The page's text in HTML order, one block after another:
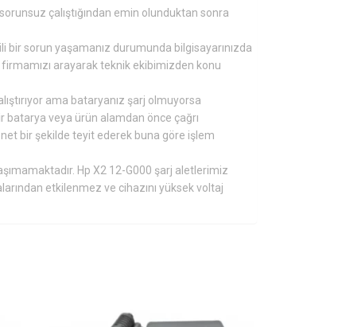
çalıştığından emin olunduktan sonra
bir sorun yaşamanız durumunda bilgisayarınızda
arayarak teknik ekibimizden konu
ama bataryanız şarj olmuyorsa
batarya veya ürün alamdan önce çağrı
bir şekilde teyit ederek buna göre işlem
Hp X2 12-G000 şarj aletlerimiz
etkilenmez ve cihazını yüksek voltaj